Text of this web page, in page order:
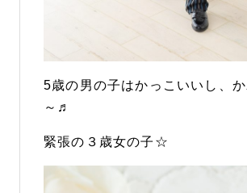
5歳の男の子はかっこいいし、
～♬
緊張の３歳女の子☆